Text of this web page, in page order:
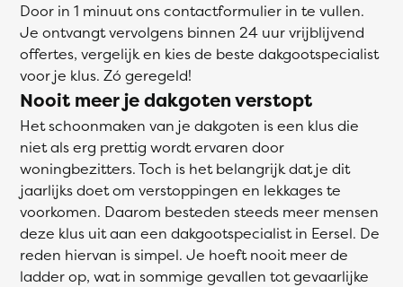
Door in 1 minuut ons contactformulier in te vullen.
Je ontvangt vervolgens binnen 24 uur vrijblijvend
offertes, vergelijk en kies de beste dakgootspecialist
voor je klus. Zó geregeld!
Nooit meer je dakgoten verstopt
Het schoonmaken van je dakgoten is een klus die
niet als erg prettig wordt ervaren door
woningbezitters. Toch is het belangrijk dat je dit
jaarlijks doet om verstoppingen en lekkages te
voorkomen. Daarom besteden steeds meer mensen
deze klus uit aan een dakgootspecialist in Eersel. De
reden hiervan is simpel. Je hoeft nooit meer de
ladder op, wat in sommige gevallen tot gevaarlijke